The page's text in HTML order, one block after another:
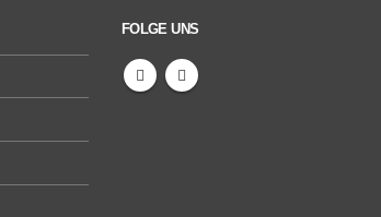
FOLGE UNS